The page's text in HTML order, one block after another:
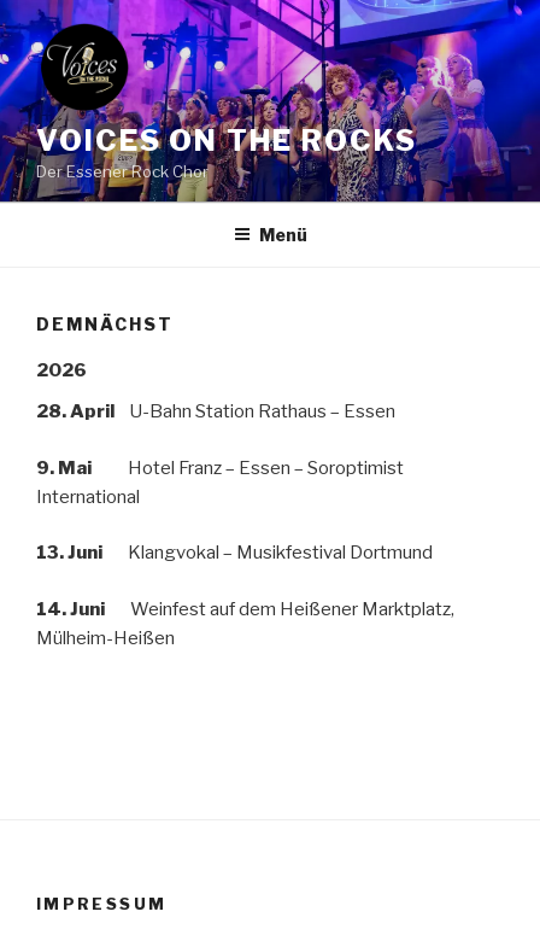
Zum
Inhalt
springen
VOICES ON THE ROCKS
Der Essener Rock Chor
Menü
DEMNÄCHST
2026
28. April U-Bahn Station Rathaus – Essen
9. Mai Hotel Franz – Essen – Soroptimist
International
13. Juni Klangvokal – Musikfestival Dortmund
14. Juni
Weinfest auf dem Heißener Marktplatz,
Mülheim-Heißen
IMPRESSUM